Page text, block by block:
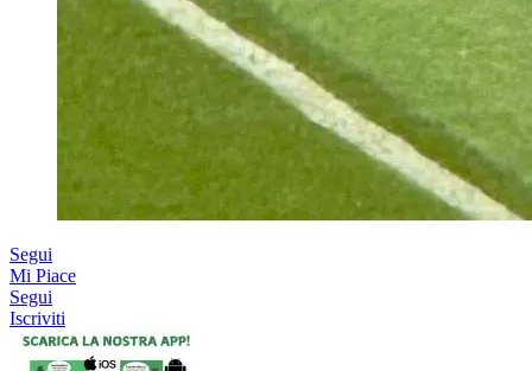
Segui
Mi Piace
Segui
Iscriviti